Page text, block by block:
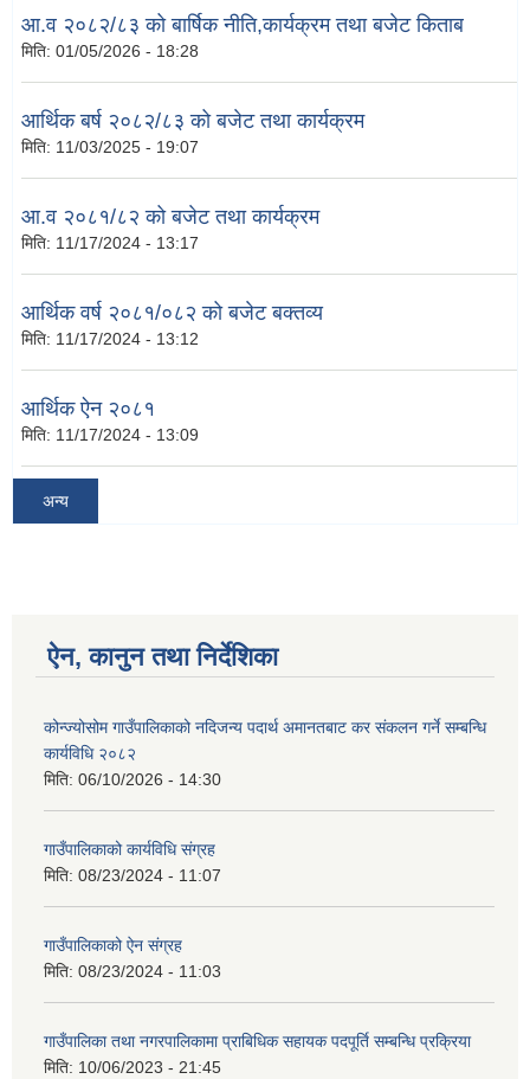
आ.व २०८२/८३ को बार्षिक नीति,कार्यक्रम तथा बजेट किताब
मिति: 01/05/2026 - 18:28
आर्थिक बर्ष २०८२/८३ को बजेट तथा कार्यक्रम
मिति: 11/03/2025 - 19:07
आ.व २०८१/८२ को बजेट तथा कार्यक्रम
मिति: 11/17/2024 - 13:17
आर्थिक वर्ष २०८१/०८२ को बजेट बक्तव्य
मिति: 11/17/2024 - 13:12
आर्थिक ऐन २०८१
मिति: 11/17/2024 - 13:09
अन्य
ऐन, कानुन तथा निर्देशिका
कोन्ज्योसोम गाउँपालिकाको नदिजन्य पदार्थ अमानतबाट कर संकलन गर्ने सम्बन्धि
कार्यविधि २०८२
मिति: 06/10/2026 - 14:30
गाउँपालिकाको कार्यविधि संग्रह
मिति: 08/23/2024 - 11:07
गाउँपालिकाको ऐन संग्रह
मिति: 08/23/2024 - 11:03
गाउँपालिका तथा नगरपालिकामा प्राबिधिक सहायक पदपूर्ति सम्बन्धि प्रक्रिया
मिति: 10/06/2023 - 21:45